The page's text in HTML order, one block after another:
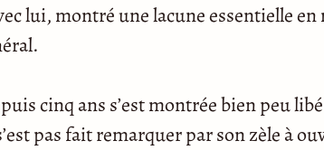
lui, montré une lacune essentielle en
cinq ans s’est montrée bien peu
pas fait remarquer par son zèle à